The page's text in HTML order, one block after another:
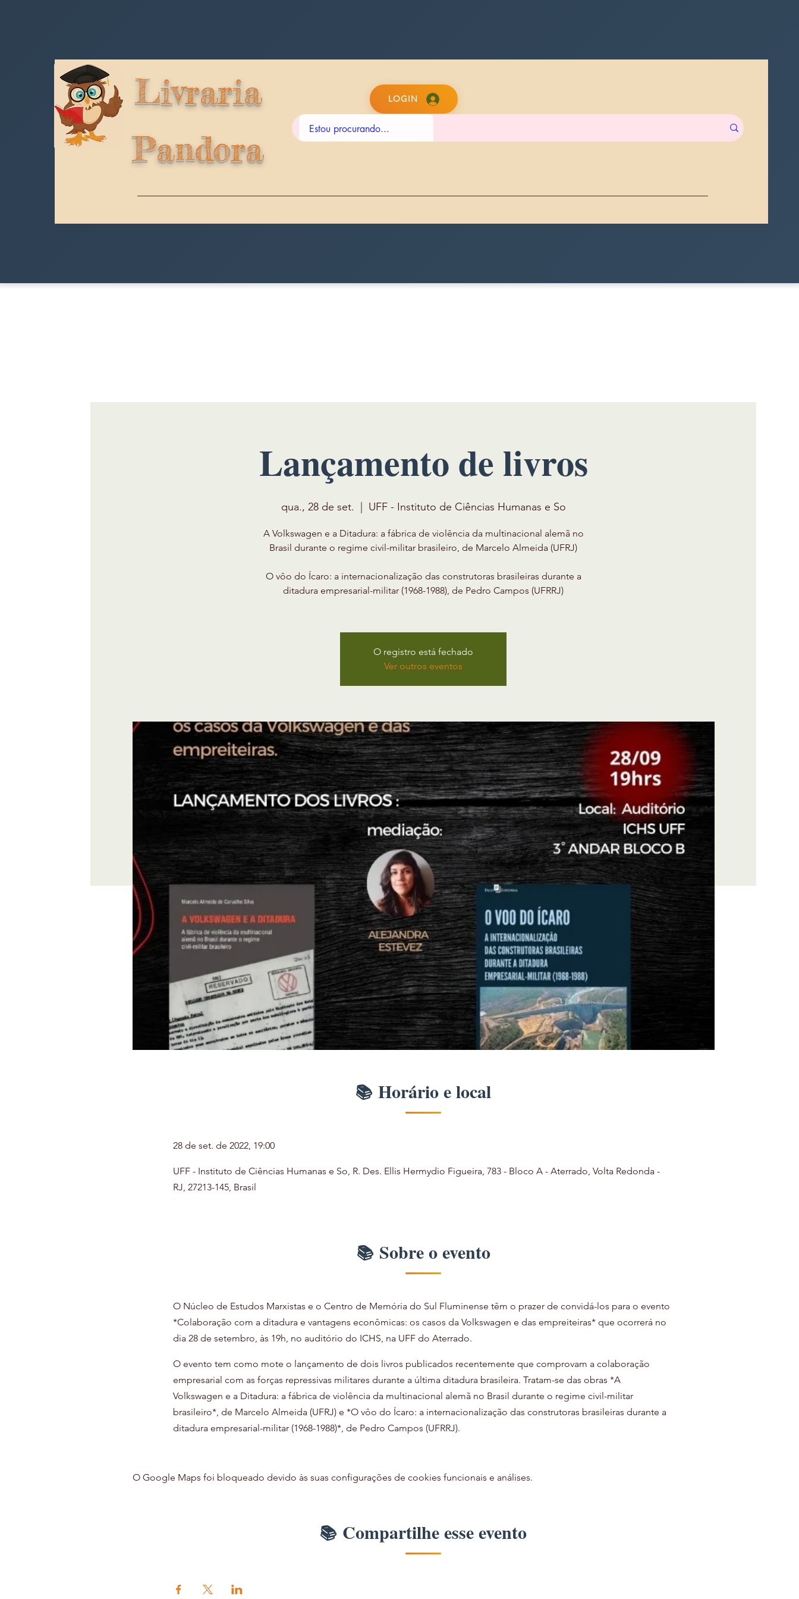
Livraria
Pandora
LOGIN
Lançamento de livros
qua., 28 de set. UFF - Instituto de Ciências Humanas e So
A Volkswagen e a Ditadura: a fábrica de violência da multinacional alemã no
Brasil durante o regime civil-militar brasileiro, de Marcelo Almeida (UFRJ)
O vôo do Ícaro: a internacionalização das construtoras brasileiras durante a
ditadura empresarial-militar (1968-1988), de Pedro Campos (UFRRJ)
O registro está fechado
Ver outros eventos
Horário e local
28 de set. de 2022, 19:00
UFF - Instituto de Ciências Humanas e So, R. Des. Ellis Hermydio Figueira, 783 - Bloco A - Aterrado, Volta Redonda -
RJ, 27213-145, Brasil
Sobre o evento
O Núcleo de Estudos Marxistas e o Centro de Memória do Sul Fluminense têm o prazer de convidá-los para o evento
*Colaboração com a ditadura e vantagens econômicas: os casos da Volkswagen e das empreiteiras* que ocorrerá no
dia 28 de setembro, às 19h, no auditório do ICHS, na UFF do Aterrado.
O evento tem como mote o lançamento de dois livros publicados recentemente que comprovam a colaboração
empresarial com as forças repressivas militares durante a última ditadura brasileira. Tratam-se das obras *A
Volkswagen e a Ditadura: a fábrica de violência da multinacional alemã no Brasil durante o regime civil-militar
brasileiro*, de Marcelo Almeida (UFRJ) e *O vôo do Ícaro: a internacionalização das construtoras brasileiras durante a
ditadura empresarial-militar (1968-1988)*, de Pedro Campos (UFRRJ).
O Google Maps foi bloqueado devido às suas configurações de cookies funcionais e análises.
Compartilhe esse evento